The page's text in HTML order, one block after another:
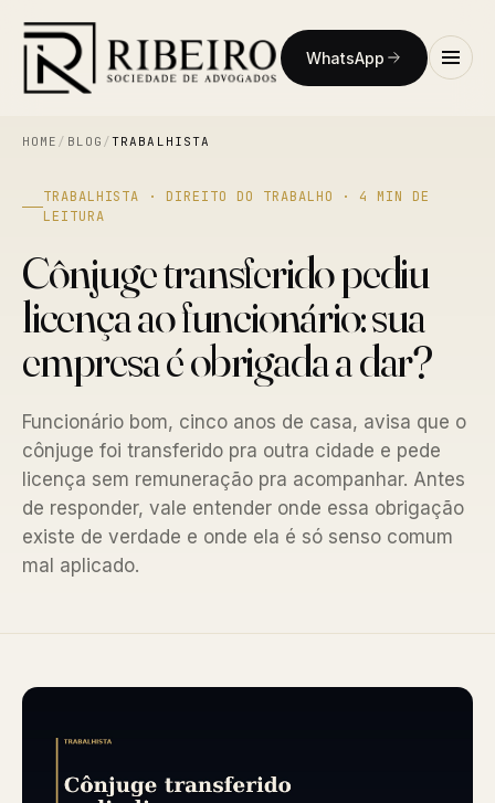
WhatsApp
HOME / BLOG /TRABALHISTA
TRABALHISTA · DIREITO DO TRABALHO · 4 MIN DE
LEITURA
Cônjuge transferido pediu
licença ao funcionário: sua
empresa é obrigada a dar?
Funcionário bom, cinco anos de casa, avisa que o
cônjuge foi transferido pra outra cidade e pede
licença sem remuneração pra acompanhar. Antes
de responder, vale entender onde essa obrigação
existe de verdade e onde ela é só senso comum
mal aplicado.